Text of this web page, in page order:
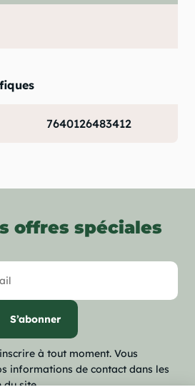
7640126483412
offres spéciales
à tout moment. Vous
informations de contact dans les
du site.